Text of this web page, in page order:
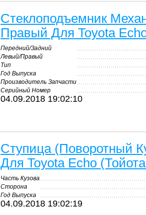
Стеклоподъемник
Правый Для Toyota
Передний/Задний
Левый/Правый
Тип
Год Выпуска
Производитель Запчасти
Серийный Номер
04.09.2018 19:02:10
Ступица (Поворотный
Для Toyota Echo
Часть Кузова
Сторона
Год Выпуска
04.09.2018 19:02:19